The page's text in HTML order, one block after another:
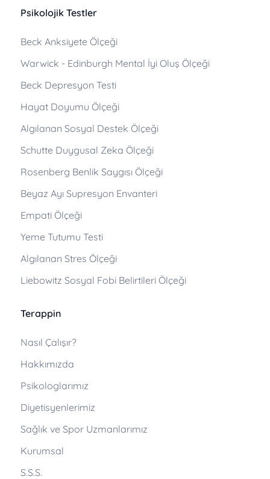
Terappin
Nasıl Çalışır?
Hakkımızda
Psikologlarımız
Diyetisyenlerimiz
Sağlık ve Spor Uzmanlarımız
Kurumsal
S.S.S.
Psikolojik Testler
Beck Anksiyete Ölçeği
Warwick - Edinburgh Mental İyi Oluş Ölçeği
Beck Depresyon Testi
Hayat Doyumu Ölçeği
Algılanan Sosyal Destek Ölçeği
Schutte Duygusal Zeka Ölçeği
Rosenberg Benlik Saygısı Ölçeği
Beyaz Ayı Supresyon Envanteri
Empati Ölçeği
Yeme Tutumu Testi
Algılanan Stres Ölçeği
Liebowitz Sosyal Fobi Belirtileri Ölçeği